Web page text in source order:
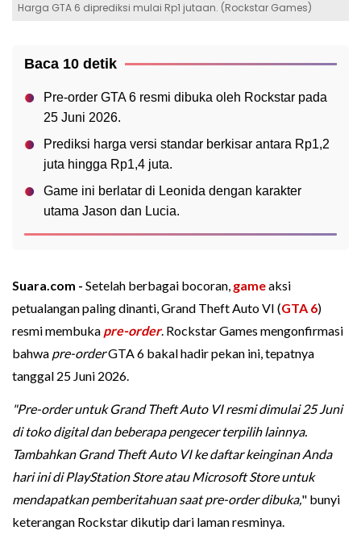
Harga GTA 6 diprediksi mulai Rp1 jutaan. (Rockstar Games)
Baca 10 detik
Pre-order GTA 6 resmi dibuka oleh Rockstar pada
25 Juni 2026.
Prediksi harga versi standar berkisar antara Rp1,2
juta hingga Rp1,4 juta.
Game ini berlatar di Leonida dengan karakter
utama Jason dan Lucia.
Suara.com - Setelah berbagai bocoran, gameaksi
petualangan paling dinanti, Grand Theft Auto VI (GTA 6)
resmi membuka pre-order. Rockstar Games mengonfirmasi
bahwa pre-orderGTA 6 bakal hadir pekan ini, tepatnya
tanggal 25 Juni 2026.
"Pre-order untuk Grand Theft Auto VI resmi dimulai 25 Juni
di toko digital dan beberapa pengecer terpilih lainnya.
Tambahkan Grand Theft Auto VI ke daftar keinginan Anda
hari ini di PlayStation Store atau Microsoft Store untuk
mendapatkan pemberitahuan saat pre-order dibuka," bunyi
keterangan Rockstar dikutip dari laman resminya.